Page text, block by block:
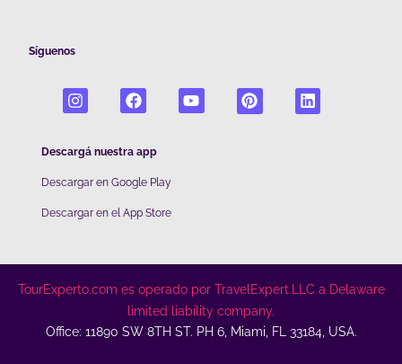
Síguenos
Descargá nuestra app
Descargar en Google Play
Descargar en el App Store
TourExperto.com es operado por TravelExpert.LLC a Delaware
limited liability company.
Office: 11890 SW 8TH ST. PH 6, Miami, FL 33184, USA.